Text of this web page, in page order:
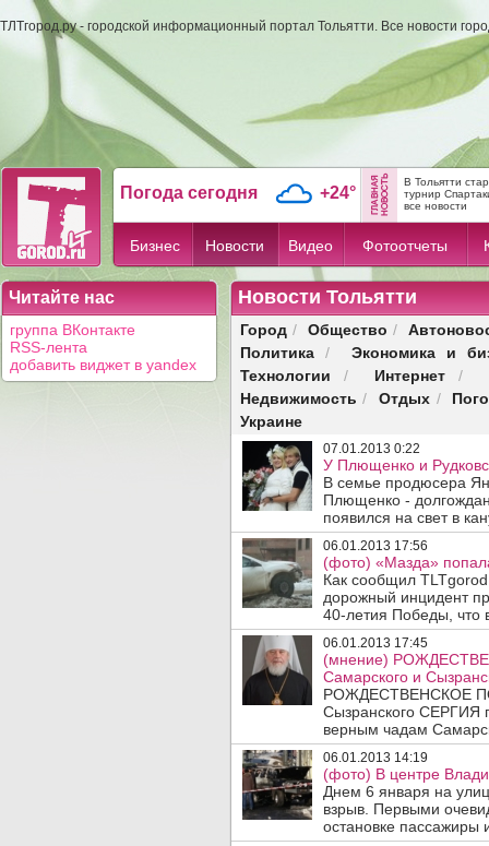
ТЛТгород.ру - городской информационный портал Тольятти. Все новости
Погода сегодня +24°
В Тольятти
турнир
все новости
Бизнес Новости Видео Фотоотчеты
Читайте нас
группа ВКонтакте
RSS-лента
добавить виджет в yandex
Новости Тольятти
Город / Общество /
Политика /
Экономика и
Технологии / Интернет/
Недвижимость / Отдых /
Украине
07.01.2013 0:22
У Плющенко и
В семье продюсера
Плющенко -
появился на свет в
06.01.2013 17:56
(фото) «Мазда»
Как сообщил TLTgorod
дорожный инцидент
40-летия Победы, что
06.01.2013 17:45
(мнение)
Самарского и
РОЖДЕСТВЕНСКОЕ
Сызранского СЕРГИЯ
верным чадам
06.01.2013 14:19
(фото) В центре
Днем 6 января на
взрыв. Первыми
остановке пассажиры